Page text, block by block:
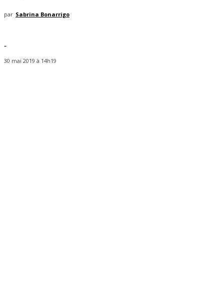
par Sabrina Bonarrigo
-
30 mai 2019 à 14h19